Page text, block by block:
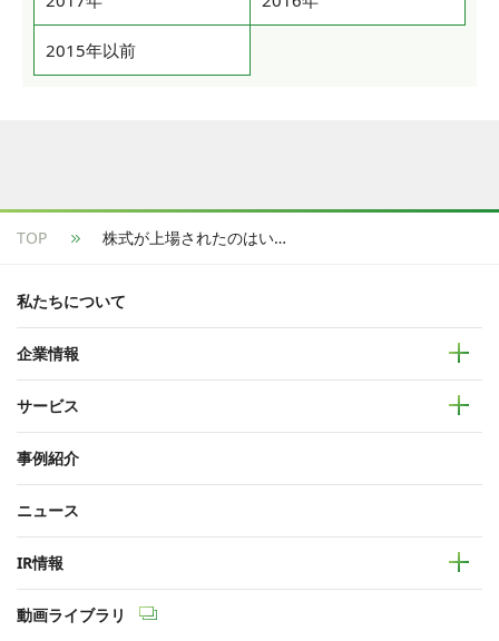
2015年以前
TOP 株式が上場されたのはいつですか？
私たちについて
企業情報
サービス
事例紹介
ニュース
IR情報
動画ライブラリ